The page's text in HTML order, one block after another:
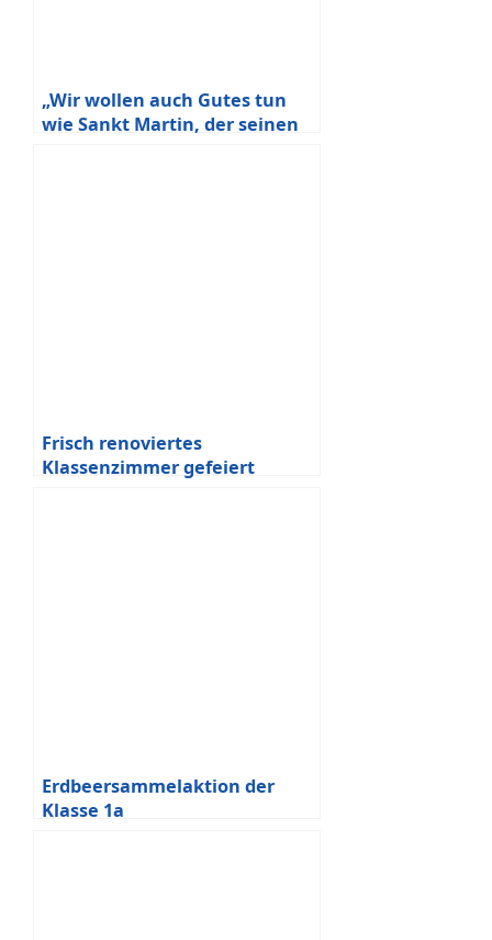
„Wir wollen auch Gutes tun
wie Sankt Martin, der seinen
Frisch renoviertes
Klassenzimmer gefeiert
Erdbeersammelaktion der
Klasse 1a